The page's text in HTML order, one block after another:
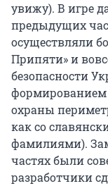
увижу). В игре
предыдущих
осуществляли
Припяти» и
безопасности
охраны
как со
фамилиями).
частях были
разработчики